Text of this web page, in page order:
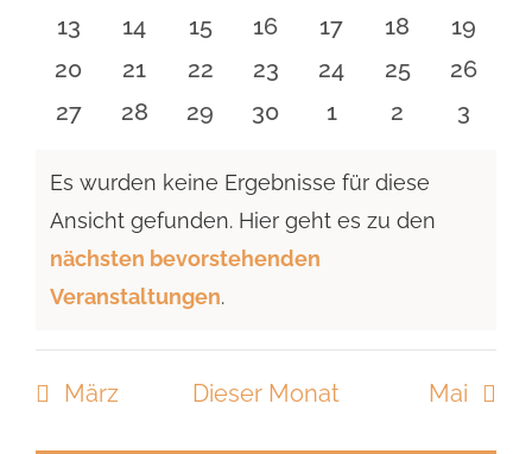
Veranstaltungen
Veranstaltungen
Veranstaltungen
Veranstaltungen
Veranstaltungen
0
Veranstaltungen
13
0
Veranstaltungen
14
0
Veranstaltungen
15
0
Veranstaltungen
16
0
Veranstaltungen
17
0
18
0
19
0
Veranstaltungen
20
0
Veranstaltungen
21
0
Veranstaltungen
22
0
Veranstaltungen
23
0
Veranstaltungen
24
0
25
0
26
0
27
0
28
0
29
0
30
0
1
0
2
0
3
Hinweis
Es wurden keine Ergebnisse für diese
Ansicht gefunden. Hier geht es zu den
nächsten bevorstehenden
Veranstaltungen.
März Dieser Monat Mai